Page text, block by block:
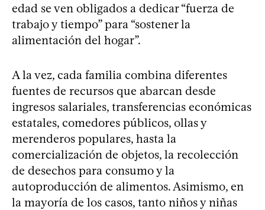
edad se ven obligados a dedicar “fuerza de
trabajo y tiempo” para “sostener la
alimentación del hogar”.
A la vez, cada familia combina diferentes
fuentes de recursos que abarcan desde
ingresos salariales, transferencias económicas
estatales, comedores públicos, ollas y
merenderos populares, hasta la
comercialización de objetos, la recolección
de desechos para consumo y la
autoproducción de alimentos. Asimismo, en
la mayoría de los casos, tanto niños y niñas